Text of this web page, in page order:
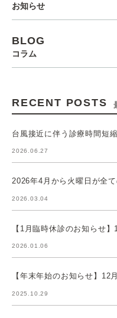
お知らせ
BLOG
コラム
RECENT POSTS
台風接近に伴う診療時間短
2026.06.27
2026年4月から火曜日が全
2026.03.04
【1月臨時休診のお知らせ
2026.01.06
【年末年始のお知らせ】12
2025.10.29